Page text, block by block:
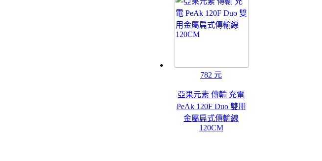
782 元
亞果元素 傳輸 充電
PeAk 120F Duo 雙用
金屬扁式傳輸線
120CM